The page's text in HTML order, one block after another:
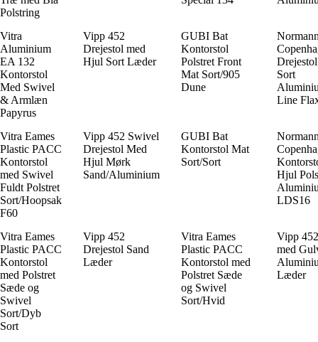
Polstring
Vitra
Aluminium
EA 132
Kontorstol
Med Swivel
& Armlæn
Papyrus
Vipp 452
Drejestol med
Hjul Sort Læder
GUBI Bat
Kontorstol
Polstret Front
Mat Sort/905
Dune
Sort
Line
Vitra Eames
Plastic PACC
Kontorstol
med Swivel
Fuldt Polstret
Sort/Hoopsak
F60
Vipp 452 Swivel
Drejestol Med
Hjul Mørk
Sand/Aluminium
GUBI Bat
Kontorstol Mat
Sort/Sort
Hjul
LDS16
Vitra Eames
Plastic PACC
Kontorstol
med Polstret
Sæde og
Swivel
Sort/Dyb
Sort
Vipp 452
Drejestol Sand
Læder
Vitra Eames
Plastic PACC
Kontorstol med
Polstret Sæde
og Swivel
Sort/Hvid
Vipp
med
Læder